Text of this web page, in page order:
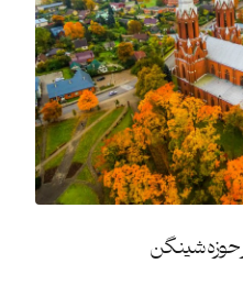
حوزه شینگن